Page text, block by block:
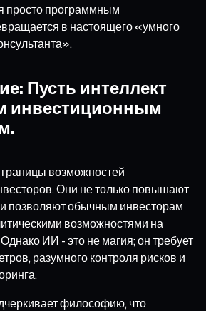
просто программным
в настоящего «умного
Пусть интеллект
инвестиционным
возможностей
Они не только повышают
позволяют обычным инвесторам
возможностями на
ИИ - это не магия; он требует
разумного контроля рисков и
философию, что